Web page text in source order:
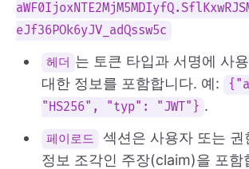
eJf36POk6yJV_adQssw5c
헤더 는 토큰 타입과 서명에 사
대한 정보를 포함합니다. 예:
"HS256", "typ": "JWT"} .
페이로드
섹션은 사용자 또는
정보 조각인 주장(claim)을 포함